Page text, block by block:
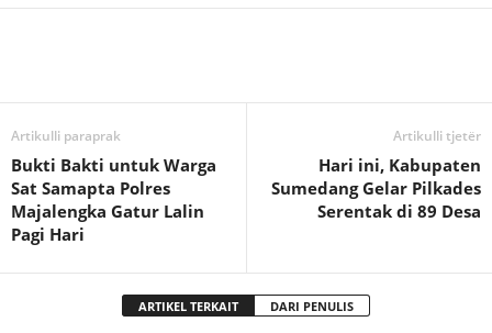
Artikulli paraprak
Bukti Bakti untuk Warga
Sat Samapta Polres
Majalengka Gatur Lalin
Pagi Hari
Artikulli tjetër
Hari ini, Kabupaten
Sumedang Gelar Pilkades
Serentak di 89 Desa
ARTIKEL TERKAIT DARI PENULIS